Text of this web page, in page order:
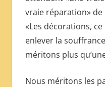
vraie réparation»
«Les décorations, ce
enlever la
méritons plus
Nous méritons les